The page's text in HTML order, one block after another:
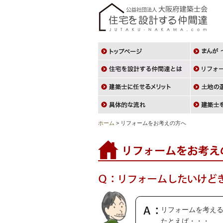
ホーム > リフォームをお考えの方へ
リフォームを考え
たとえば・・・